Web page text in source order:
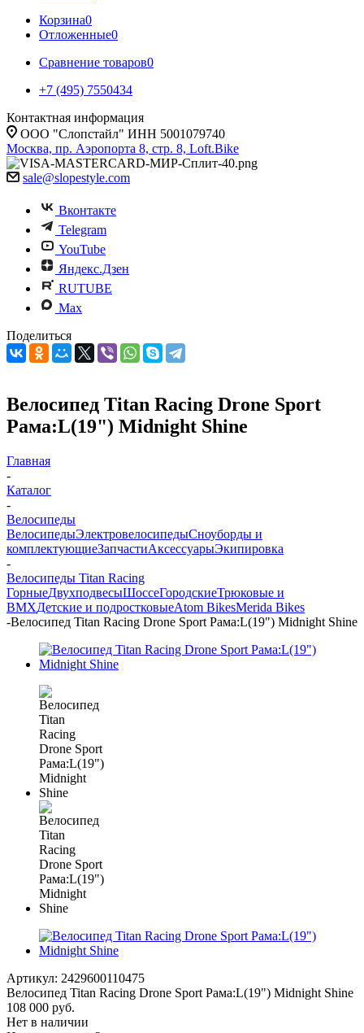
Корзина0
Отложенные0
Сравнение товаров0
+7 (495) 7550434
Контактная информация
ООО "Слопстайл" ИНН 5001079740
Москва, пр. Аэропорта 8, стр. 8, Loft.Bike
sale@slopestyle.com
Вконтакте
Telegram
YouTube
Яндекс.Дзен
RUTUBE
Max
Поделиться
Велосипед Titan Racing Drone Sport
Рама:L(19") Midnight Shine
Главная
-
Каталог
-
Велосипеды
ВелосипедыЭлектровелосипедыCноуборды и
комплектующиеЗапчастиАксессуарыЭкипировка
-
Велосипеды Titan Racing
ГорныеДвухподвесыШоссеГородскиеТрюковые и
BMXДетские и подростковыеAtom BikesMerida Bikes
-Велосипед Titan Racing Drone Sport Рама:L(19") Midnight Shine
Артикул: 2429600110475
Велосипед Titan Racing Drone Sport Рама:L(19") Midnight Shine
108 000 руб.
Нет в наличии